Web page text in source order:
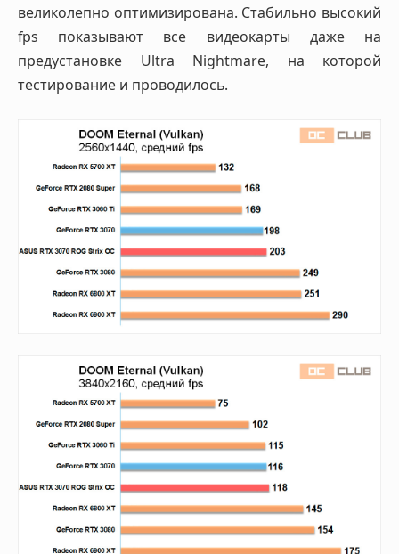
великолепно оптимизирована. Стабильно высокий
fps показывают все видеокарты даже на
предустановке Ultra Nightmare, на которой
тестирование и проводилось.